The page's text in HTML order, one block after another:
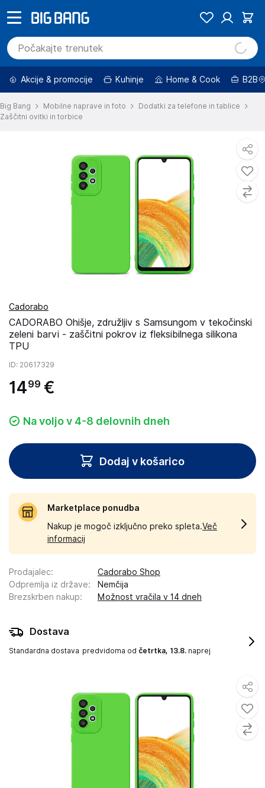
Akcije & promocije Kuhinje Home & Cook B2B
Big Bang Mobilne naprave in foto
Dodatki za telefone in tablice
Zaščitni ovitki in torbice
Cadorabo
CADORABO Ohišje, združljiv s Samsungom v tekočinski
zeleni barvi - zaščitni pokrov iz fleksibilnega silikona
TPU
ID: 20617329
1499 €
Na voljo v 4-8 delovnih dneh
Dodaj v košarico
Marketplace ponudba
Nakup je mogoč izključno preko spleta.Več
informacij
Prodajalec:
Cadorabo Shop
Odpremlja iz države:
Nemčija
Brezskrben nakup: Možnost vračila v 14 dneh
Dostava
Standardna dostava predvidoma od četrtka, 13.8. naprej